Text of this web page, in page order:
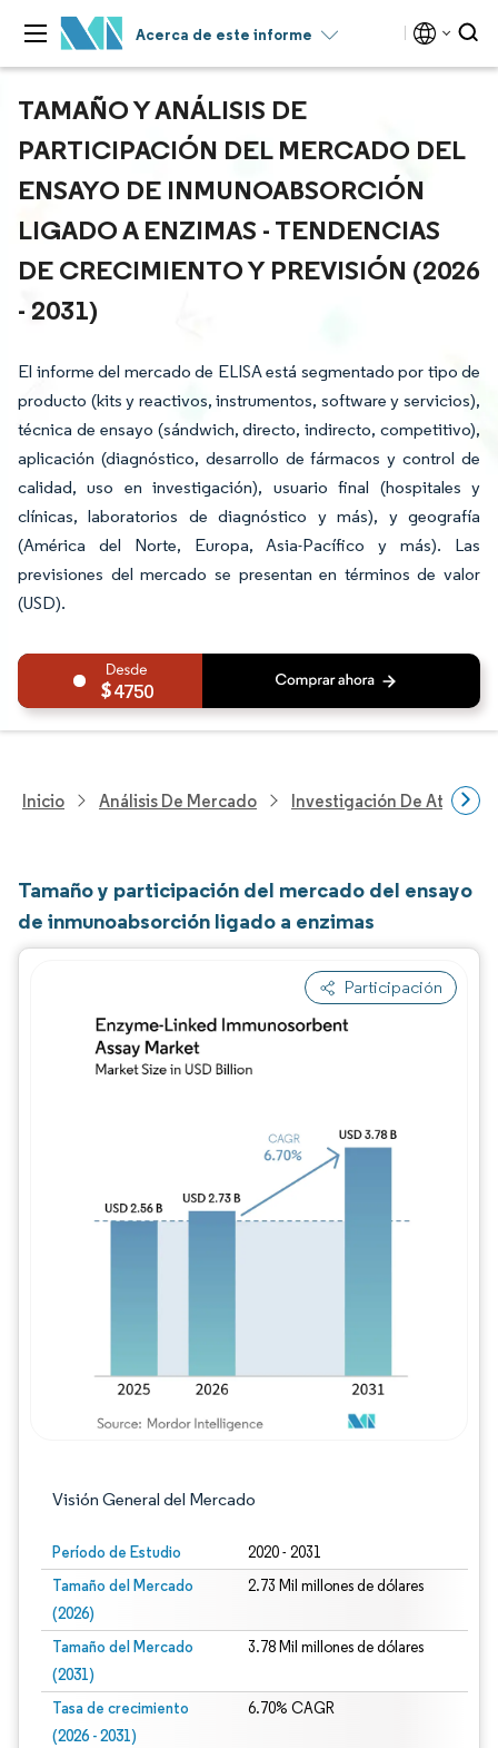
Acerca de este informe
TAMAÑO Y ANÁLISIS DE
PARTICIPACIÓN DEL MERCADO DEL
ENSAYO DE INMUNOABSORCIÓN
LIGADO A ENZIMAS - TENDENCIAS
DE CRECIMIENTO Y PREVISIÓN (2026
- 2031)
El informe del mercado de ELISA está segmentado por tipo de
producto (kits y reactivos, instrumentos, software y servicios),
técnica de ensayo (sándwich, directo, indirecto, competitivo),
aplicación (diagnóstico, desarrollo de fármacos y control de
calidad, uso en investigación), usuario final (hospitales y
clínicas, laboratorios de diagnóstico y más), y geografía
(América del Norte, Europa, Asia-Pacífico y más). Las
previsiones del mercado se presentan en términos de valor
(USD).
4750
Inicio Análisis De Mercado Investigación De
Tamaño y participación del mercado del ensayo
de inmunoabsorción ligado a enzimas
Participación
Visión General del Mercado
Período de Estudio 2020 - 2031
Tamaño del Mercado
(2026)
2.73 Mil millones de dólares
Tamaño del Mercado
(2031)
3.78 Mil millones de dólares
Tasa de crecimiento
(2026 - 2031)
6.70% CAGR